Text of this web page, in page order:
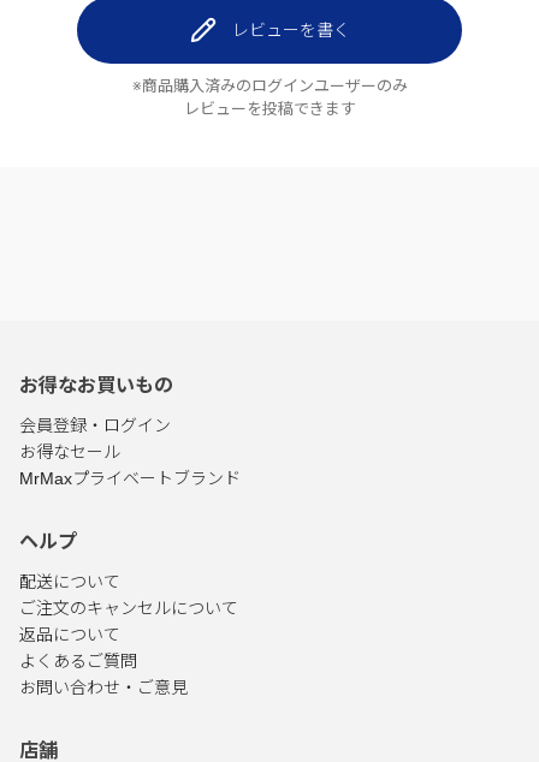
レビューを書く
※商品購入済みのログインユーザーのみ
レビューを投稿できます
お得なお買いもの
会員登録・ログイン
お得なセール
MrMaxプライベートブランド
ヘルプ
配送について
ご注文のキャンセルについて
返品について
よくあるご質問
お問い合わせ・ご意見
店舗